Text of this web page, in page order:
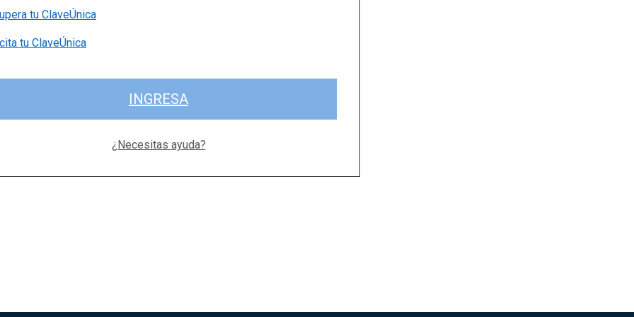
tu ClaveÚnica
tu ClaveÚnica
INGRESA
¿Necesitas ayuda?